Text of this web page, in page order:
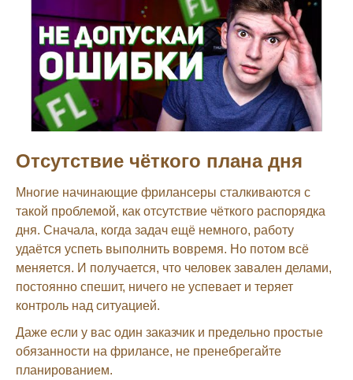
Отсутствие чёткого плана дня
Многие начинающие фрилансеры сталкиваются с
такой проблемой, как отсутствие чёткого распорядка
дня. Сначала, когда задач ещё немного, работу
удаётся успеть выполнить вовремя. Но потом всё
меняется. И получается, что человек завален делами,
постоянно спешит, ничего не успевает и теряет
контроль над ситуацией.
Даже если у вас один заказчик и предельно простые
обязанности на фрилансе, не пренебрегайте
планированием.